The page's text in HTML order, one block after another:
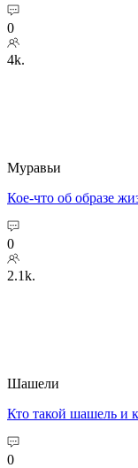
0
4k.
Муравьи
Кое-что об образе
0
2.1k.
Шашели
Кто такой шашель и
0